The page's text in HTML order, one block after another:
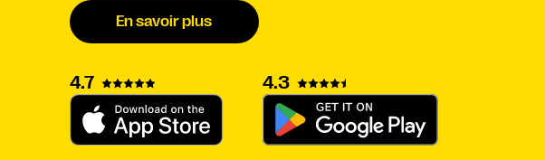
En savoir plus
4.7 4.3